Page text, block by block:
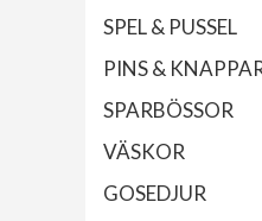
SPEL & PUSSEL
PINS &
SPARBÖSSOR
VÄSKOR
GOSEDJUR